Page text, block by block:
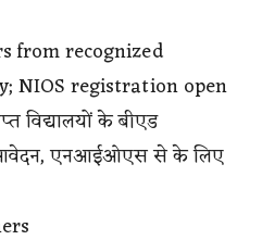
from recognized
NIOS registration open
विद्यालयों के बीएड
आवेदन, एनआईओएस से के लिए